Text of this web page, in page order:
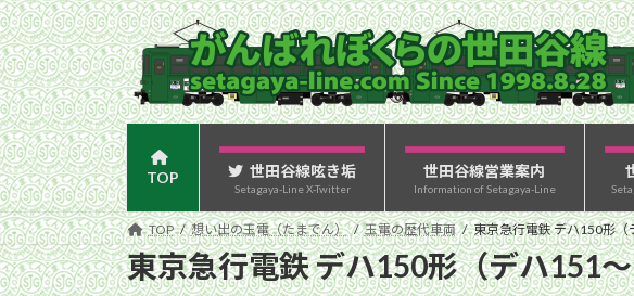
コ
ン
テ
ン
ツ
へ
ス
キ
ッ
プ
ナ
ビ
ゲ
ー
シ
ョ
ン
に
移
動
TOP 世田谷線呟き垢
Setagaya-Line X-Twitter
世田谷線営業案内
Information of Setagaya-Line
TOP 想い出の玉電（たまでん） 玉電の歴代車両 東京急行電鉄 デハ150形
東京急行電鉄 デハ150形（デハ151